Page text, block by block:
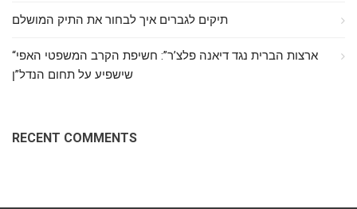
תיקים לגברים איך לבחור את התיק המושלם
“ארצות הברית נגד דיאנה פלצ’ר”: חשיפת הקרב המשפטי האפי
שישפיע על תחום הנדל”ן
RECENT COMMENTS